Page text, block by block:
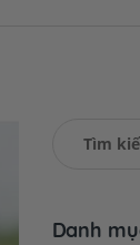
kiếm
Danh